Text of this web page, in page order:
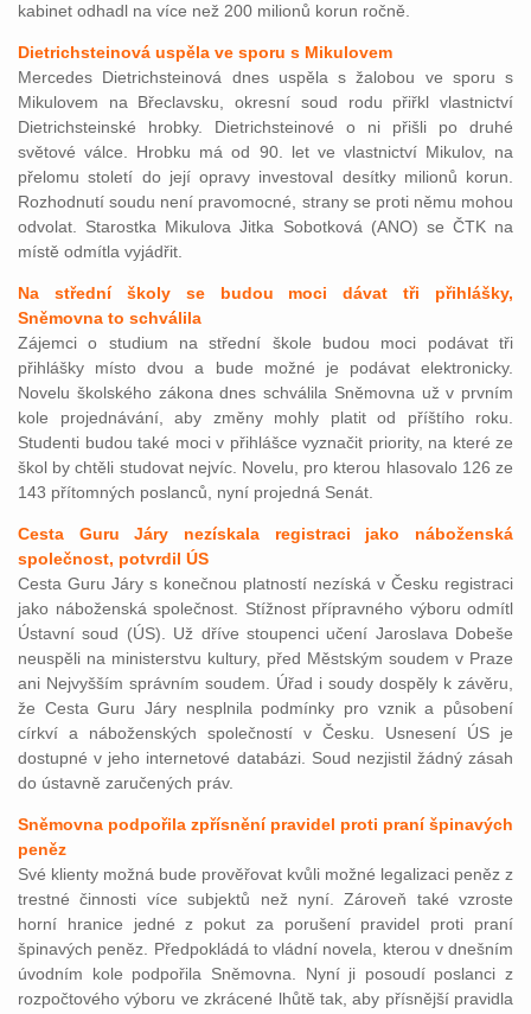
kabinet odhadl na více než 200 milionů korun ročně.
Dietrichsteinová uspěla ve sporu s Mikulovem
Mercedes Dietrichsteinová dnes uspěla s žalobou ve sporu s
Mikulovem na Břeclavsku, okresní soud rodu přiřkl vlastnictví
Dietrichsteinské hrobky. Dietrichsteinové o ni přišli po druhé
světové válce. Hrobku má od 90. let ve vlastnictví Mikulov, na
přelomu století do její opravy investoval desítky milionů korun.
Rozhodnutí soudu není pravomocné, strany se proti němu mohou
odvolat. Starostka Mikulova Jitka Sobotková (ANO) se ČTK na
místě odmítla vyjádřit.
Na střední školy se budou moci dávat tři přihlášky,
Sněmovna to schválila
Zájemci o studium na střední škole budou moci podávat tři
přihlášky místo dvou a bude možné je podávat elektronicky.
Novelu školského zákona dnes schválila Sněmovna už v prvním
kole projednávání, aby změny mohly platit od příštího roku.
Studenti budou také moci v přihlášce vyznačit priority, na které ze
škol by chtěli studovat nejvíc. Novelu, pro kterou hlasovalo 126 ze
143 přítomných poslanců, nyní projedná Senát.
Cesta Guru Járy nezískala registraci jako náboženská
společnost, potvrdil ÚS
Cesta Guru Járy s konečnou platností nezíská v Česku registraci
jako náboženská společnost. Stížnost přípravného výboru odmítl
Ústavní soud (ÚS). Už dříve stoupenci učení Jaroslava Dobeše
neuspěli na ministerstvu kultury, před Městským soudem v Praze
ani Nejvyšším správním soudem. Úřad i soudy dospěly k závěru,
že Cesta Guru Járy nesplnila podmínky pro vznik a působení
církví a náboženských společností v Česku. Usnesení ÚS je
dostupné v jeho internetové databázi. Soud nezjistil žádný zásah
do ústavně zaručených práv.
Sněmovna podpořila zpřísnění pravidel proti praní špinavých
peněz
Své klienty možná bude prověřovat kvůli možné legalizaci peněz z
trestné činnosti více subjektů než nyní. Zároveň také vzroste
horní hranice jedné z pokut za porušení pravidel proti praní
špinavých peněz. Předpokládá to vládní novela, kterou v dnešním
úvodním kole podpořila Sněmovna. Nyní ji posoudí poslanci z
rozpočtového výboru ve zkrácené lhůtě tak, aby přísnější pravidla